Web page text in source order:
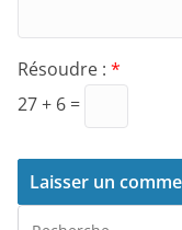
Résoudre : *
27 + 6 =